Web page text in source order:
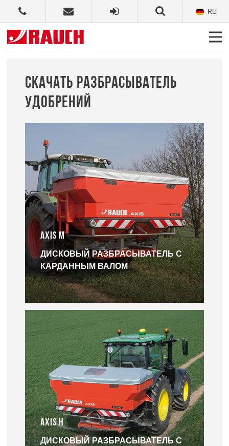
RU
СКАЧАТЬ РАЗБРАСЫВАТЕЛЬ
УДОБРЕНИЙ
AXIS M
ДИСКОВЫЙ РАЗБРАСЫВАТЕЛЬ С
КАРДАННЫМ ВАЛОМ
AXIS H
ДИСКОВЫЙ РАЗБРАСЫВАТЕЛЬ С